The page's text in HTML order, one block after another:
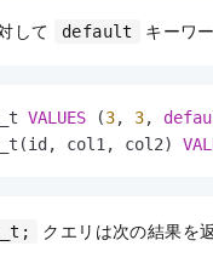
して default キーワ
VALUES (3, 3,
col1, col2)
クエリは次の結果を